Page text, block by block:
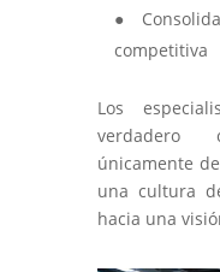
●
competitiva
Los
verdadero
únicamente
una cultura
hacia una